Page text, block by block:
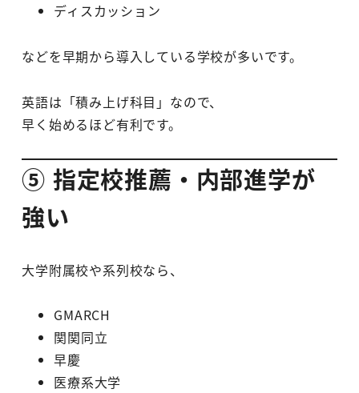
ディスカッション
などを早期から導入している学校が多いです。
英語は「積み上げ科目」なので、
早く始めるほど有利です。
⑤ 指定校推薦・内部進学が
強い
大学附属校や系列校なら、
GMARCH
関関同立
早慶
医療系大学